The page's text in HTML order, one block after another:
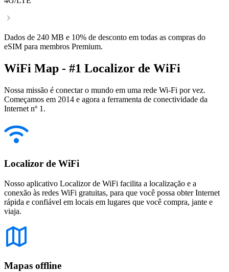
Dados de 240 MB e 10% de desconto em todas as compras do
eSIM para membros Premium.
WiFi Map - #1 Localizor de WiFi
Nossa missão é conectar o mundo em uma rede Wi-Fi por vez.
Começamos em 2014 e agora a ferramenta de conectividade da
Internet nº 1.
Localizor de WiFi
Nosso aplicativo Localizor de WiFi facilita a localização e a
conexão às redes WiFi gratuitas, para que você possa obter Internet
rápida e confiável em locais em lugares que você compra, jante e
viaja.
Mapas offline